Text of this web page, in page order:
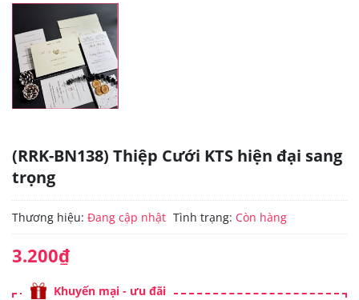
(RRK-BN138) Thiệp Cưới KTS hiện đại sang
trọng
Thương hiệu: Đang cập nhật Tình trạng: Còn hàng
3.200₫
Khuyến mại - ưu đãi